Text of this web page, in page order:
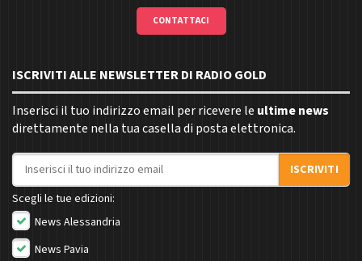
CONTATTACI
ISCRIVITI ALLE NEWSLETTER DI RADIO GOLD
Inserisci il tuo indirizzo email per ricevere le ultime news
direttamente nella tua casella di posta elettronica.
Indirizzo email
ISCRIVITI
Scegli le tue edizioni:
News Alessandria
News Pavia